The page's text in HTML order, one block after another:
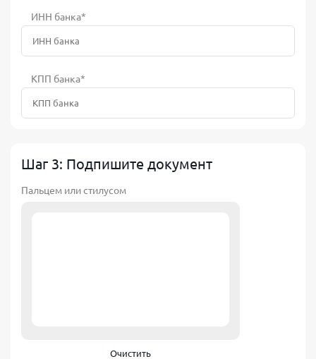
ИНН банка*
КПП банка*
Шаг 3: Подпишите документ
Пальцем или стилусом
Очистить